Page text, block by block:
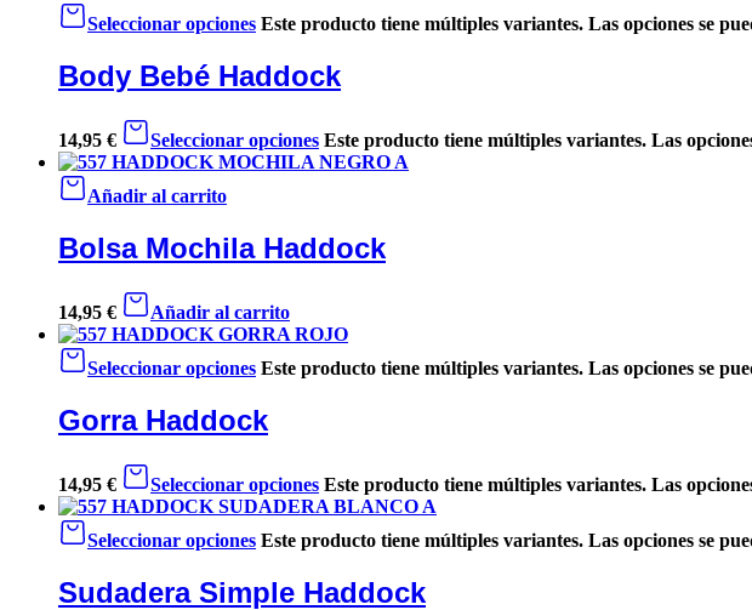
Seleccionar opciones Este producto tiene múltiples variantes. Las opciones se
Body Bebé Haddock
14,95 € Seleccionar opciones Este producto tiene múltiples variantes. Las
Añadir al carrito
Bolsa Mochila Haddock
14,95 € Añadir al carrito
Seleccionar opciones Este producto tiene múltiples variantes. Las opciones se
Gorra Haddock
14,95 € Seleccionar opciones Este producto tiene múltiples variantes. Las
Seleccionar opciones Este producto tiene múltiples variantes. Las opciones se
Sudadera Simple Haddock